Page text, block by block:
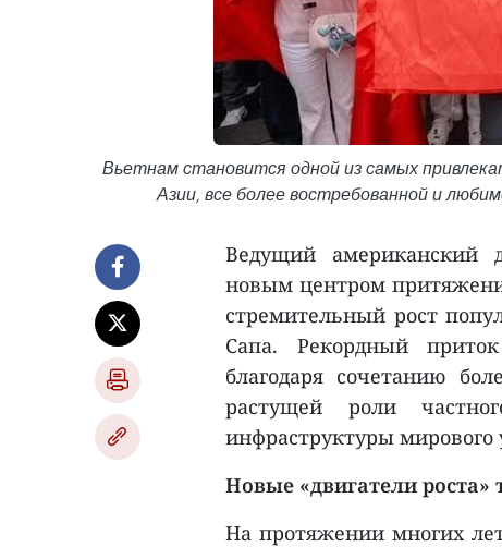
Вьетнам становится одной из самых
Азии, все более востребованной и
Ведущий американский
новым центром
стремительный рост
Сапа. Рекордный
благодаря сочетанию
растущей роли
инфраструктуры мирового
Новые «двигатели роста»
На протяжении многих